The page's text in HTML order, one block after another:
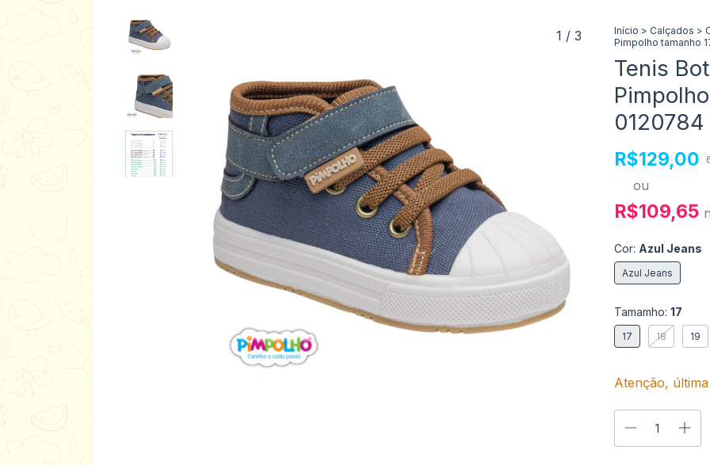
1 / 3 Início > Calçados >
Pimpolho tamanho
Tenis
0120784
R$129,00
ou
R$109,65
Cor: Azul Jeans
Azul Jeans
Tamamho: 17
17 18 19
Atenção,